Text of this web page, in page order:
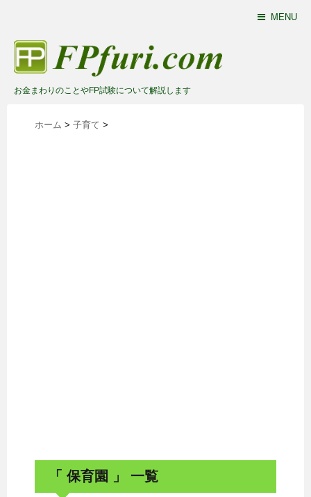
MENU
お金まわりのことやFP試験について解説します
ホーム > 子育て >
「 保育園 」 一覧